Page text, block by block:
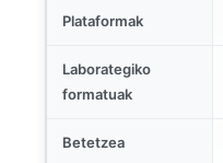
Plataformak
Laborategiko
formatuak
Betetzea